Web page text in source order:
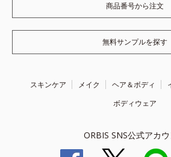
商品番号から注文
無料サンプルを探す
スキンケア メイク ヘア＆ボディ
ボディウェア
ORBIS SNS公式アカウ